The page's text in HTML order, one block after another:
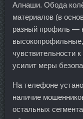
Алнаши. Обода
материалов (в
разный профиль —
чувствительности
усилит меры
На телефоне
наличие
остальных